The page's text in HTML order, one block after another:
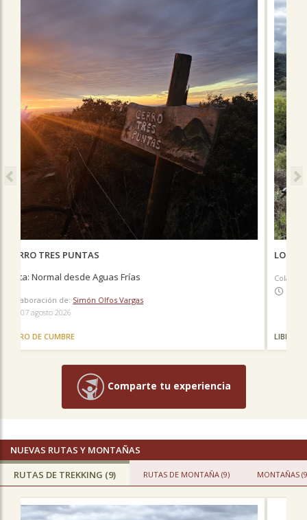
LOS MOLLES - LAS DUNAS
Colaboración de:Nicolás Berríos González
LIBRO DE TREKKING
Comparte tu experiencia
NUEVAS RUTAS Y MONTAÑAS
RUTAS DE TREKKING (9)
RUTAS DE MONTAÑA (9) MONTAÑAS
Previous